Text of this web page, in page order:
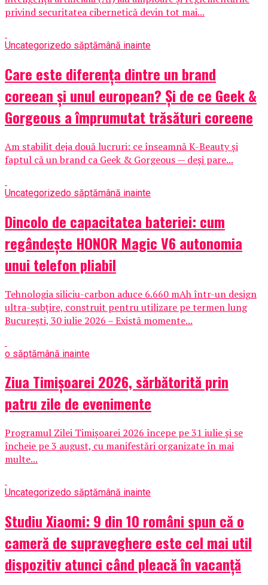
privind securitatea cibernetică devin tot mai...
Uncategorizedo săptămână inainte
Care este diferența dintre un brand
coreean și unul european? Și de ce Geek &
Gorgeous a împrumutat trăsături coreene
Am stabilit deja două lucruri: ce înseamnă K-Beauty și
faptul că un brand ca Geek & Gorgeous — deși pare...
Uncategorizedo săptămână inainte
Dincolo de capacitatea bateriei: cum
regândește HONOR Magic V6 autonomia
unui telefon pliabil
Tehnologia siliciu-carbon aduce 6.660 mAh într-un design
ultra-subțire, construit pentru utilizare pe termen lung
București, 30 iulie 2026 – Există momente...
o săptămână inainte
Ziua Timișoarei 2026, sărbătorită prin
patru zile de evenimente
Programul Zilei Timișoarei 2026 începe pe 31 iulie și se
încheie pe 3 august, cu manifestări organizate în mai
multe...
Uncategorizedo săptămână inainte
Studiu Xiaomi: 9 din 10 români spun că o
cameră de supraveghere este cel mai util
dispozitiv atunci când pleacă în vacanță